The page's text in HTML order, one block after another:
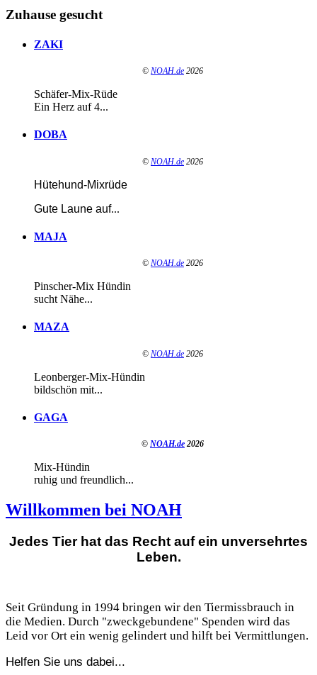
Zuhause gesucht
ZAKI
© NOAH.de 2026
Schäfer-Mix-Rüde
Ein Herz auf 4...
DOBA
© NOAH.de 2026
Hütehund-Mixrüde
Gute Laune auf...
MAJA
© NOAH.de 2026
Pinscher-Mix Hündin
sucht Nähe...
MAZA
© NOAH.de 2026
Leonberger-Mix-Hündin
bildschön mit...
GAGA
© NOAH.de 2026
Mix-Hündin
ruhig und freundlich...
Willkommen bei NOAH
Jedes Tier hat das Recht auf ein unversehrtes
Leben.
Seit Gründung in 1994 bringen wir den Tiermissbrauch in
die Medien. Durch "zweckgebundene" Spenden wird das
Leid vor Ort ein wenig gelindert und hilft bei Vermittlungen.
Helfen Sie uns dabei...